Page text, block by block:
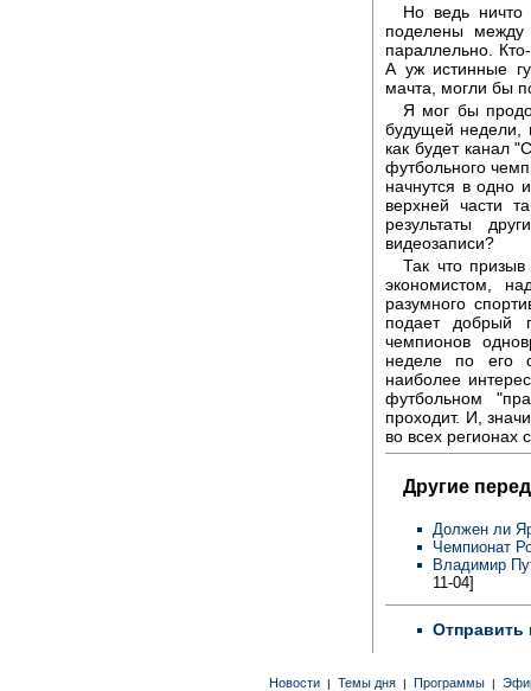
Но ведь
поделены между
параллельно.
А уж истинные
мачта, могли бы
Я мог бы
будущей недели,
как будет канал
футбольного
начнутся в одно
верхней части
результаты
видеозаписи?
Так что
экономистом,
разумного
подает добрый
чемпионов
неделе по его
наиболее
футбольном
проходит. И,
во всех регионах
Другие
Должен ли
Чемпионат
Владимир
11-04]
Отправить
Новости | Темы дня | Программы |